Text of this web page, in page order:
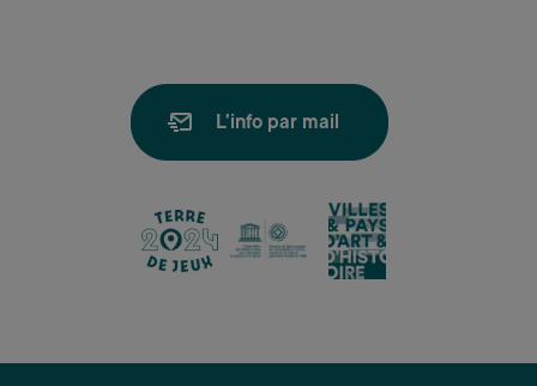
L'info par mail
lien lien lien